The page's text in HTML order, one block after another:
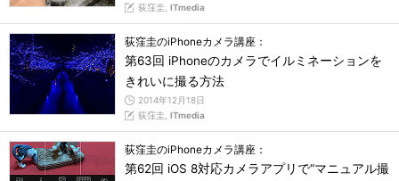
荻窪圭, ITmedia
荻窪圭のiPhoneカメラ講座：
第63回 iPhoneのカメラでイルミネーションを
きれいに撮る方法
2014年12月18日
荻窪圭, ITmedia
荻窪圭のiPhoneカメラ講座：
第62回 iOS 8対応カメラアプリで“マニュアル撮